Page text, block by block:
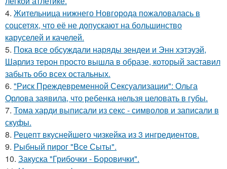
4. Жительница нижнего Новгорода пожаловалась в
соцсетях, что её не допускают на большинство
каруселей и качелей.
5. Пока все обсуждали наряды зендеи и Энн хэтэуэй,
Шарлиз терон просто вышла в образе, который заставил
забыть обо всех остальных.
6. "Риск Преждевременной Сексуализации": Ольга
Орлова заявила, что ребенка нельзя целовать в губы.
7. Тома харди выписали из секс - символов и записали в
скуфы.
8. Рецепт вкуснейшего чизкейка из 3 ингредиентов.
9. Рыбный пирог "Все Сыты".
10. Закуска "Грибочки - Боровички".